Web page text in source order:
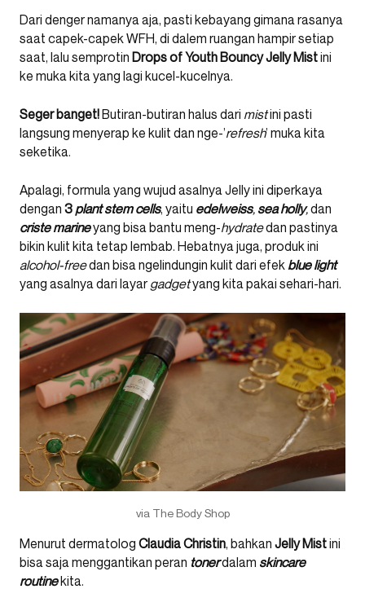
Dari denger namanya aja, pasti kebayang gimana rasanya
saat capek-capek WFH, di dalem ruangan hampir setiap
saat, lalu semprotin Drops of Youth Bouncy Jelly Mistini
ke muka kita yang lagi kucel-kucelnya.
Seger banget!Butiran-butiran halus dari mistini pasti
langsung menyerap ke kulit dan nge-’refresh’ muka kita
seketika.
Apalagi, formula yang wujud asalnya Jelly ini diperkaya
dengan 3 plant stem cells, yaitu edelweiss, sea holly,dan
criste marineyang bisa bantu meng-hydratedan pastinya
bikin kulit kita tetap lembab. Hebatnya juga, produk ini
alcohol-freedan bisa ngelindungin kulit dari efek blue light
yang asalnya dari layar gadgetyang kita pakai sehari-hari.
via The Body Shop
Menurut dermatolog Claudia Christin, bahkan Jelly Mistini
bisa saja menggantikan peran tonerdalam skincare
routinekita.